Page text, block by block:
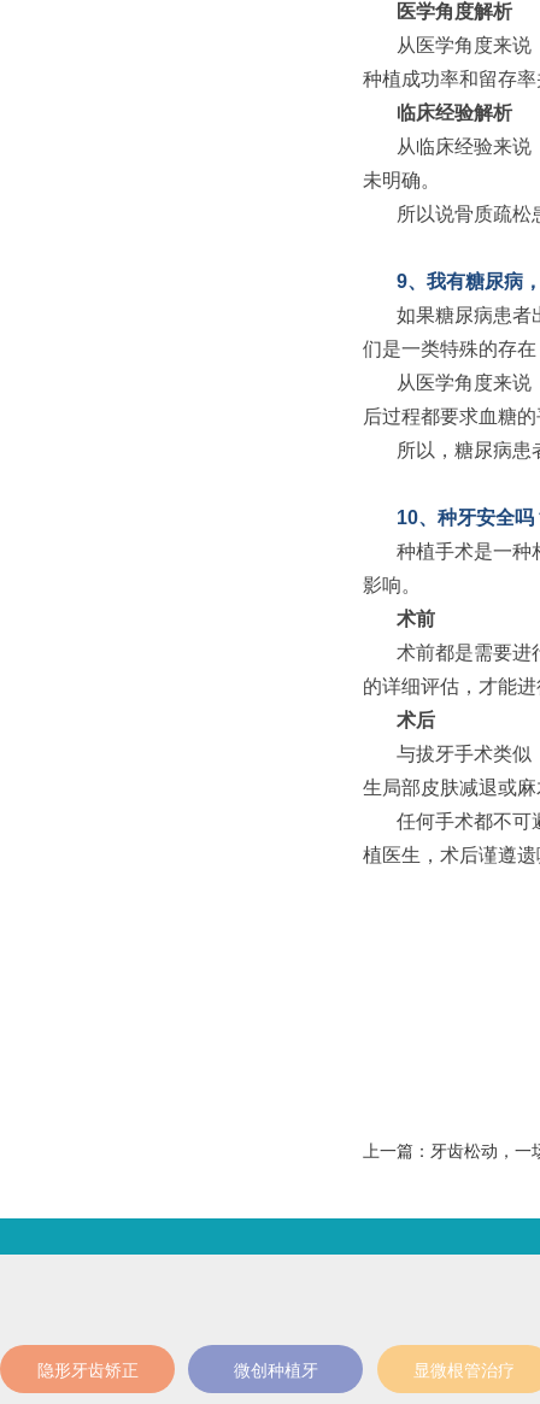
医学角度解析
从医学角度来说
种植成功率和留存
临床经验解析
从临床经验来说
未明确。
所以说骨质疏松
9、我有糖尿病
如果糖尿病患者
们是一类特殊的存
从医学角度来说
后过程都要求血糖
所以，糖尿病患
10、种牙安全
种植手术是一种
影响。
术前
术前都是需要进
的详细评估，才能
术后
与拔牙手术类似
生局部皮 肤减退或
任何手术都不可
植医生，术后谨遵
上一篇：牙齿松动，一
隐形牙齿矫正 微创种植牙 显微根管治疗